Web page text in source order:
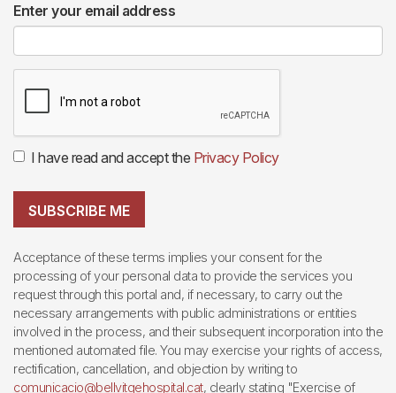
Enter your email address
I have read and accept the Privacy Policy
SUBSCRIBE ME
Acceptance of these terms implies your consent for the
processing of your personal data to provide the services you
request through this portal and, if necessary, to carry out the
necessary arrangements with public administrations or entities
involved in the process, and their subsequent incorporation into the
mentioned automated file. You may exercise your rights of access,
rectification, cancellation, and objection by writing to
comunicacio@bellvitgehospital.cat, clearly stating "Exercise of